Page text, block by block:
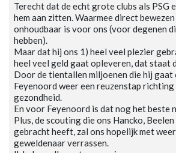
Terecht dat de echt grote clubs als PSG
hem aan zitten. Waarmee direct
onhoudbaar is voor ons (voor degenen
hebben).
Maar dat hij ons 1) heel veel plezier
heel veel geld gaat opleveren, dat staat
Door de tientallen miljoenen die hij gaat
Feyenoord weer een reuzenstap
gezondheid.
En voor Feyenoord is dat nog het beste
Plus, de scouting die ons Hancko,
gebracht heeft, zal ons hopelijk met
geweldenaar verrassen.